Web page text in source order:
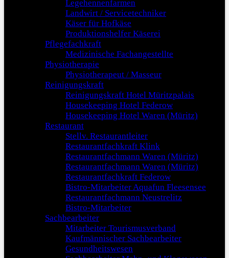
Legehennenfarmen
Landwirt / Servicetechniker
Käser für Hofkäse
Produktionshelfer Käserei
Pflegefachkraft
Medizinische Fachangestellte
Physiotherapie
Physiotherapeut / Masseur
Reinigungskraft
Reinigungskraft Hotel Müritzpalais
Housekeeping Hotel Federow
Housekeeping Hotel Waren (Müritz)
Restaurant
Stellv. Restaurantleiter
Restaurantfachkraft Klink
Restaurantfachmann Waren (Müritz)
Restaurantfachmann Waren (Müritz)
Restaurantfachkraft Federow
Bistro-Mitarbeiter Aquafun Fleesensee
Restaurantfachmann Neustrelitz
Bistro-Mitarbeiter
Sachbearbeiter
Mitarbeiter Tourismusverband
Kaufmännischer Sachbearbeiter
Gesundheitswesen